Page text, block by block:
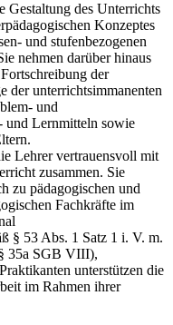
Gestaltung des Unterrichts
Konzeptes
und stufenbezogenen
nehmen darüber hinaus
der
der unterrichtsimmanenten
und
und Lernmitteln sowie
Lehrer vertrauensvoll mit
zusammen. Sie
zu pädagogischen und
Fachkräfte im
§ 53 Abs. 1 Satz 1 i. V. m.
35a SGB VIII),
unterstützen die
im Rahmen ihrer